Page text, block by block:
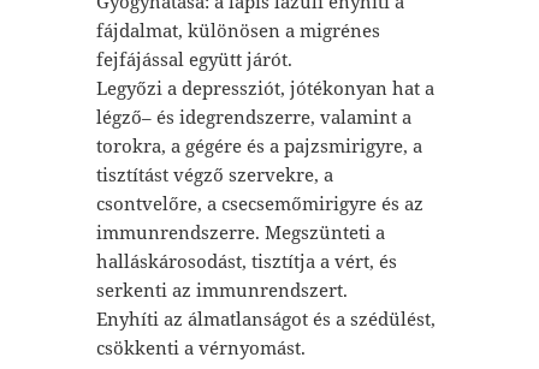
fájdalmat, különösen a migrénes
fejfájással együtt járót.
Legyőzi a depressziót, jótékonyan hat a
légző– és idegrendszerre, valamint a
torokra, a gégére és a pajzsmirigyre, a
tisztítást végző szervekre, a
csontvelőre, a csecsemőmirigyre és az
immunrendszerre. Megszünteti a
halláskárosodást, tisztítja a vért, és
serkenti az immunrendszert.
Enyhíti az álmatlanságot és a szédülést,
csökkenti a vérnyomást.